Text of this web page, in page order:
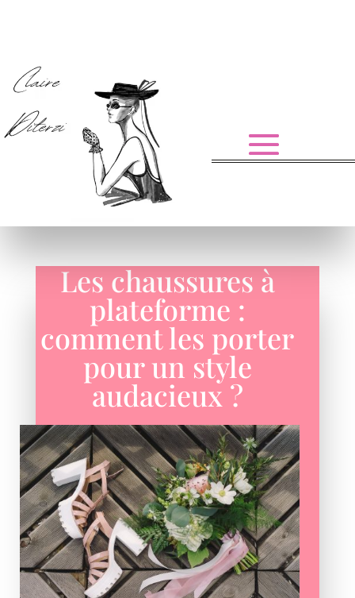
Les chaussures à
plateforme :
comment les porter
pour un style
audacieux ?